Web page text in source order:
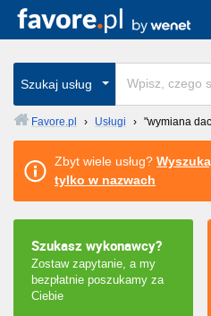
Szukaj usług
Favore.pl › Usługi › "wymiana
Zbyt wiele usług?
tylko w nazwach
Szukasz wykonawcy?
Zostaw zapytanie, a my
bezpłatnie poszukamy za
Ciebie
Cała Polska
wszystkie w całym kraju
Warszawa
Wrocław
Poznań